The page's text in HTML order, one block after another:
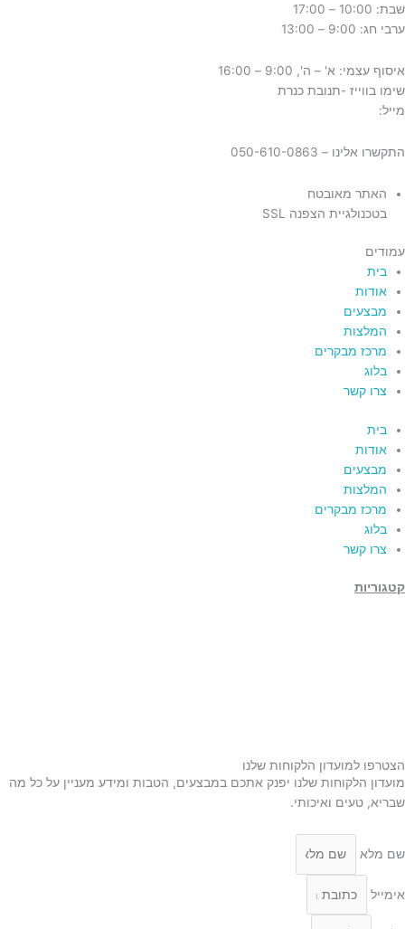
שבת: 10:00 – 17:00
ערבי חג: 9:00 – 13:00
איסוף עצמי: א' – ה', 9:00 – 16:00
שימו בווייז -תנובת כנרת
מייל:
התקשרו אלינו – 050-610-0863
האתר מאובטח
בטכנולגיית הצפנה SSL
עמודים
בית
אודות
מבצעים
המלצות
מרכז מבקרים
בלוג
צרו קשר
בית
אודות
מבצעים
המלצות
מרכז מבקרים
בלוג
צרו קשר
קטגוריות
הצטרפו למועדון הלקוחות שלנו
מועדון הלקוחות שלנו יפנק אתכם במבצעים, הטבות ומידע מעניין על כל מה
שבריא, טעים ואיכותי.
שם מלא
אימייל